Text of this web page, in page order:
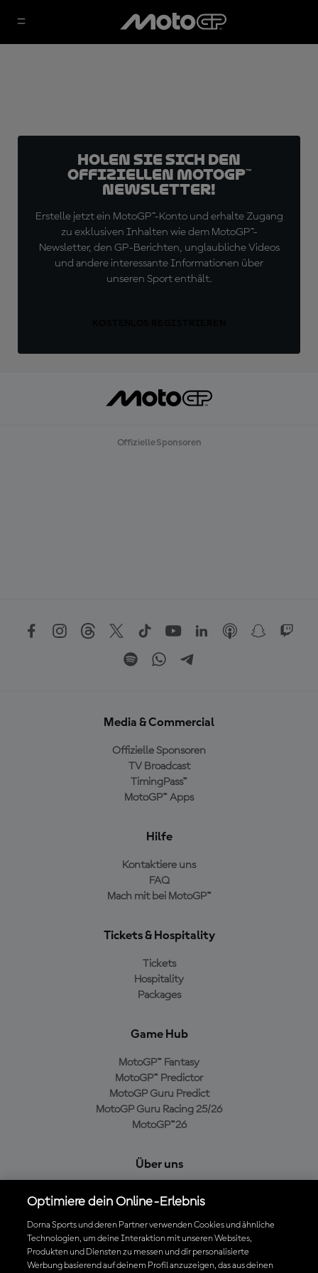
Holen Sie sich den
offiziellen MotoGP™
Newsletter!
Erstelle jetzt ein MotoGP™-Konto und erhalte Zugang
zu exklusiven Inhalten wie dem MotoGP™-
Newsletter, den GP-Berichten, unglaubliche Videos
und andere interessante Informationen über
unseren Sport enthält.
Offizielle Sponsoren
Media & Commercial
Offizielle Sponsoren
TV Broadcast
TimingPass™
MotoGP™ Apps
Hilfe
Kontaktiere uns
FAQ
Mach mit bei MotoGP™
Tickets & Hospitality
Tickets
Hospitality
Packages
Game Hub
MotoGP™ Fantasy
MotoGP™ Predictor
MotoGP Guru Predict
MotoGP Guru Racing 25/26
MotoGP™26
Über uns
Cookie-Richtlinien
Geschäftsbedingungen
Datenschutzrichtlinien
Kaufrichtlinie
Optimiere dein Online-Erlebnis
Dorna Sports und deren Partner verwenden Cookies und ähnliche
Technologien, um deine Interaktion mit unseren Websites,
Produkten und Diensten zu messen und dir personalisierte
Werbung basierend auf deinem Profil anzuzeigen, das aus deinen